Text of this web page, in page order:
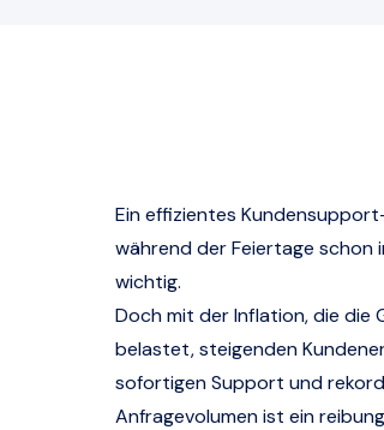
Ein effizientes
während der Feiertage schon
wichtig.
Doch mit der Inflation, die die
belastet, steigenden
sofortigen Support und
Anfragevolumen ist ein